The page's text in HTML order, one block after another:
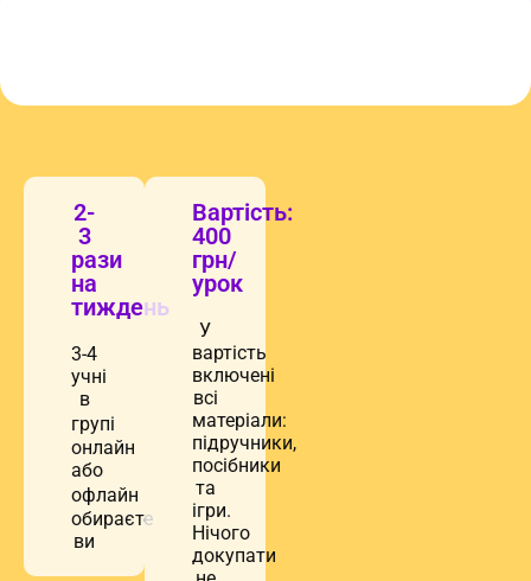
3
рази
на
тиждень
учні
в
групі
онлайн
або
офлайн
обираєте
ви
Вартість:
400
грн/
урок
вартість
включені
всі
матеріали:
підручники,
посібники
та
ігри.
Нічого
докупати
не
потрібно.